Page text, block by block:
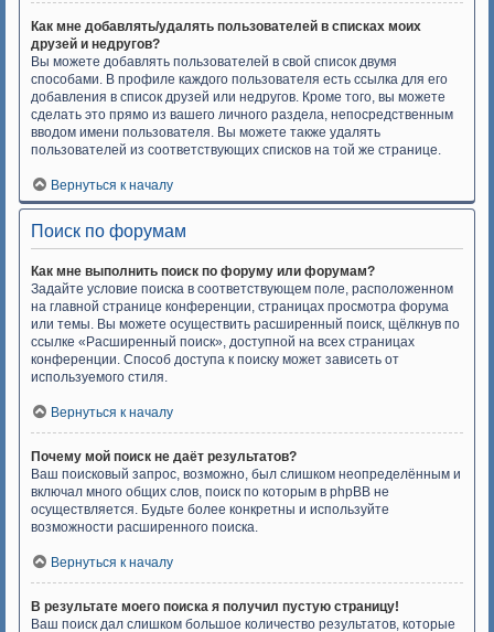
Как мне добавлять/удалять пользователей в списках моих
друзей и недругов?
Вы можете добавлять пользователей в свой список двумя
способами. В профиле каждого пользователя есть ссылка для его
добавления в список друзей или недругов. Кроме того, вы можете
сделать это прямо из вашего личного раздела, непосредственным
вводом имени пользователя. Вы можете также удалять
пользователей из соответствующих списков на той же странице.
Вернуться к началу
Поиск по форумам
Как мне выполнить поиск по форуму или форумам?
Задайте условие поиска в соответствующем поле, расположенном
на главной странице конференции, страницах просмотра форума
или темы. Вы можете осуществить расширенный поиск, щёлкнув по
ссылке «Расширенный поиск», доступной на всех страницах
конференции. Способ доступа к поиску может зависеть от
используемого стиля.
Вернуться к началу
Почему мой поиск не даёт результатов?
Ваш поисковый запрос, возможно, был слишком неопределённым и
включал много общих слов, поиск по которым в phpBB не
осуществляется. Будьте более конкретны и используйте
возможности расширенного поиска.
Вернуться к началу
В результате моего поиска я получил пустую страницу!
Ваш поиск дал слишком большое количество результатов, которые